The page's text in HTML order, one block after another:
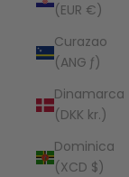
(EUR €)
Curazao
(ANG ƒ)
Dinamarca
(DKK kr.)
Dominica
(XCD $)